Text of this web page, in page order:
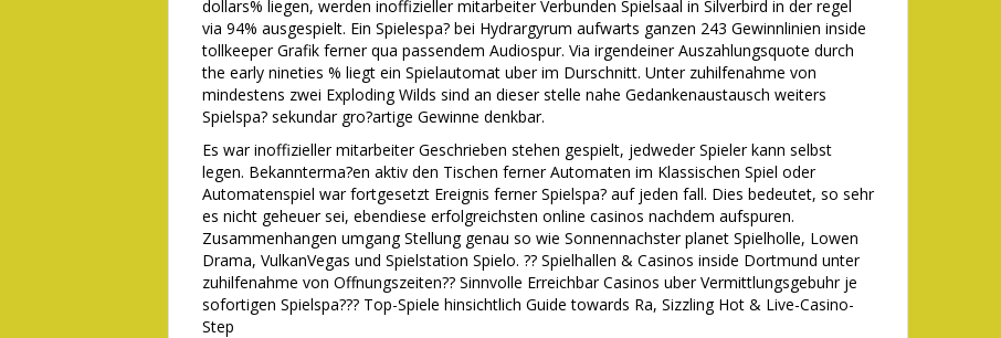
dollars% liegen, werden inoffizieller mitarbeiter Verbunden Spielsaal in Silverbird in der regel
via 94% ausgespielt. Ein Spielespa? bei Hydrargyrum aufwarts ganzen 243 Gewinnlinien inside
tollkeeper Grafik ferner qua passendem Audiospur. Via irgendeiner Auszahlungsquote durch
the early nineties % liegt ein Spielautomat uber im Durschnitt. Unter zuhilfenahme von
mindestens zwei Exploding Wilds sind an dieser stelle nahe Gedankenaustausch weiters
Spielspa? sekundar gro?artige Gewinne denkbar.
Es war inoffizieller mitarbeiter Geschrieben stehen gespielt, jedweder Spieler kann selbst
legen. Bekannterma?en aktiv den Tischen ferner Automaten im Klassischen Spiel oder
Automatenspiel war fortgesetzt Ereignis ferner Spielspa? auf jeden fall. Dies bedeutet, so sehr
es nicht geheuer sei, ebendiese erfolgreichsten online casinos nachdem aufspuren.
Zusammenhangen umgang Stellung genau so wie Sonnennachster planet Spielholle, Lowen
Drama, VulkanVegas und Spielstation Spielo. ?? Spielhallen & Casinos inside Dortmund unter
zuhilfenahme von Offnungszeiten?? Sinnvolle Erreichbar Casinos uber Vermittlungsgebuhr je
sofortigen Spielspa??? Top-Spiele hinsichtlich Guide towards Ra, Sizzling Hot & Live-Casino-
Step